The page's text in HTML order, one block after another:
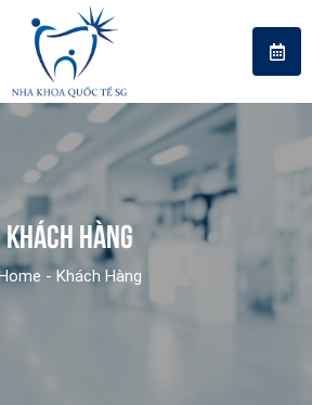
KHÁCH HÀNG
- Khách Hàng